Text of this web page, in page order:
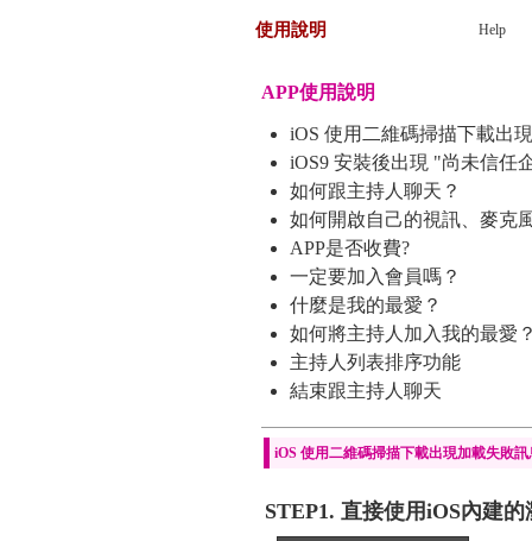
使用說明 Help
APP使用說明
iOS 使用二維碼掃描下載出
iOS9 安裝後出現 "尚未信任
如何跟主持人聊天？
如何開啟自己的視訊、麥克
APP是否收費?
一定要加入會員嗎？
什麼是我的最愛？
如何將主持人加入我的最愛
主持人列表排序功能
結束跟主持人聊天
iOS 使用二維碼掃描下載出現加載失敗
STEP1. 直接使用iOS內建